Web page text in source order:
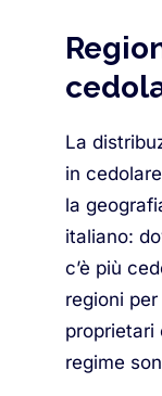
La
in
la
italiano:
c’è più
regioni
proprietari
regime